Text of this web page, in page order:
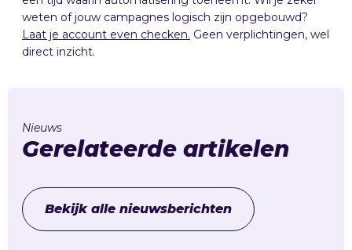
weten of jouw campagnes logisch zijn opgebouwd?
Laat je account even checken. Geen verplichtingen, wel
direct inzicht.
Nieuws
Gerelateerde artikelen
Bekijk alle nieuwsberichten